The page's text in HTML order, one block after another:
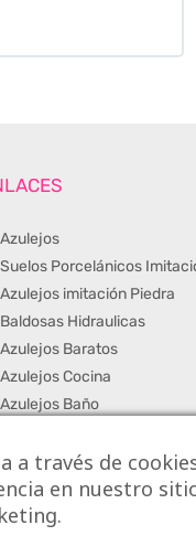
Azulejos
Suelos Porcelánicos
Azulejos imitación Piedra
Baldosas Hidraulicas
Azulejos Baratos
Azulejos Cocina
Azulejos Baño
Porcelánicos
Suelos Vinílicos
Los + Vendidos
a través de
en nuestro